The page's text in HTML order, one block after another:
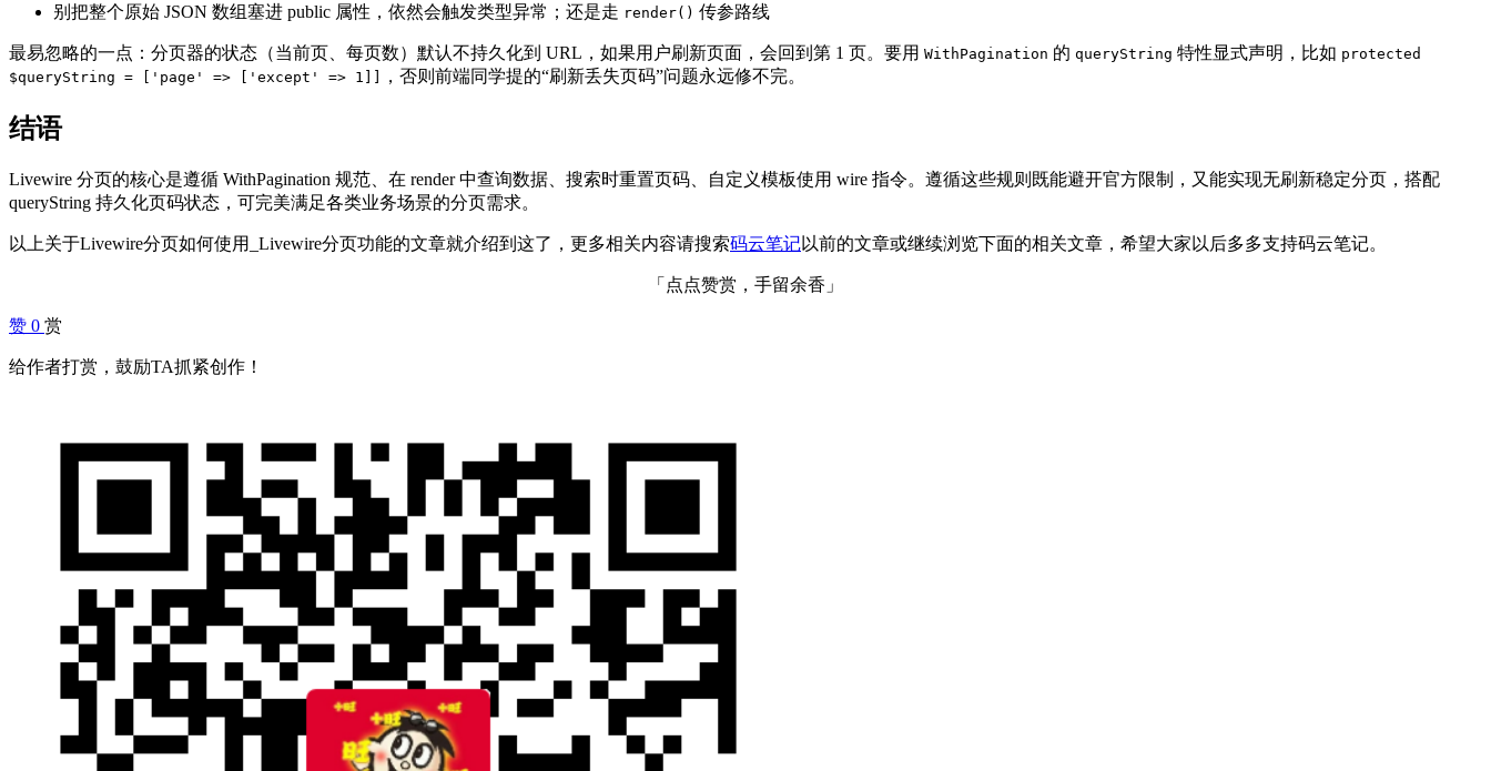
别把整个原始 JSON 数组塞进 public 属性，依然会触发类型异常；还是走 render() 传参路线
最易忽略的一点：分页器的状态（当前页、每页数）默认不持久化到 URL，如果用户刷新页面，会回到第 1 页。要用 WithPagination 的 queryString 特性显式声明，比如 protected
$queryString = ['page' => ['except' => 1]]
，否则前端同学提的“刷新丢失页码”问题永远修不完。
结语
Livewire 分页的核心是遵循 WithPagination 规范、在 render 中查询数据、搜索时重置页码、自定义模板使用 wire 指令。遵循这些规则既能避开官方限制，又能实现无刷新稳定分页，搭配
queryString 持久化页码状态，可完美满足各类业务场景的分页需求。
以上关于Livewire分页如何使用_Livewire分页功能的文章就介绍到这了，更多相关内容请搜索码云笔记以前的文章或继续浏览下面的相关文章，希望大家以后多多支持码云笔记。
「点点赞赏，手留余香」
赞 0 赏
给作者打赏，鼓励TA抓紧创作！